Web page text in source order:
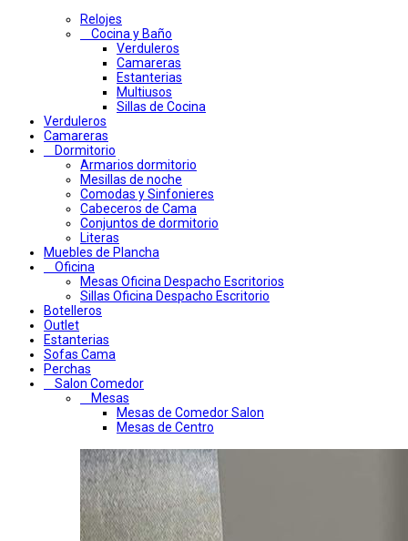
Relojes
Cocina y Baño
Verduleros
Camareras
Estanterias
Multiusos
Sillas de Cocina
Verduleros
Camareras
Dormitorio
Armarios dormitorio
Mesillas de noche
Comodas y Sinfonieres
Cabeceros de Cama
Conjuntos de dormitorio
Literas
Muebles de Plancha
Oficina
Mesas Oficina Despacho Escritorios
Sillas Oficina Despacho Escritorio
Botelleros
Outlet
Estanterias
Sofas Cama
Perchas
Salon Comedor
Mesas
Mesas de Comedor Salon
Mesas de Centro